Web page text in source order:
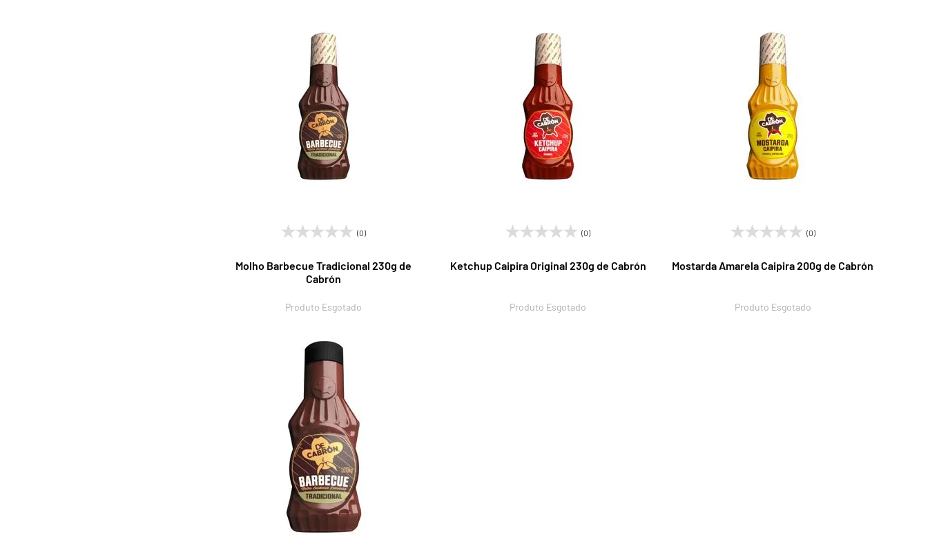
(0)
Molho Barbecue Tradicional 230g de
Cabrón
Produto Esgotado
(0)
Ketchup Caipira Original 230g de Cabrón
Produto Esgotado
(0)
Mostarda Amarela Caipira 200g de Cabrón
Produto Esgotado